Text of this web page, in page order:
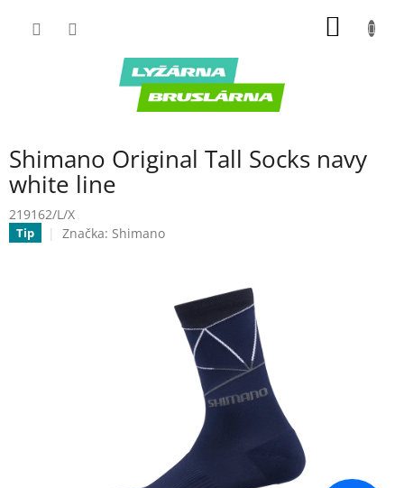
Shimano Original Tall Socks navy
white line
219162/L/X
Tip Značka: Shimano